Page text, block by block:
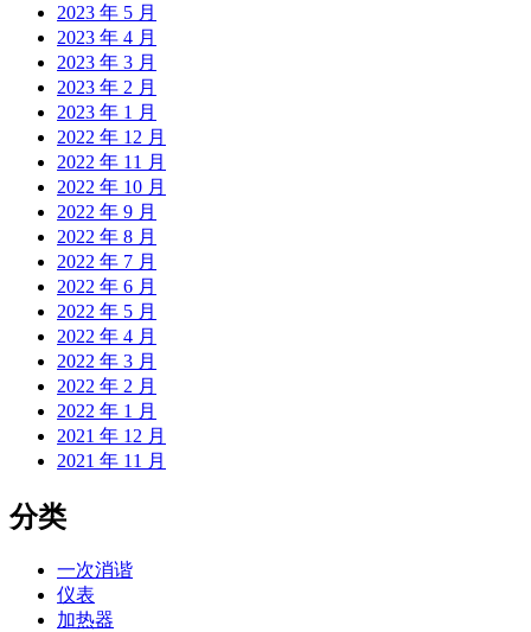
2023 年 5 月
2023 年 4 月
2023 年 3 月
2023 年 2 月
2023 年 1 月
2022 年 12 月
2022 年 11 月
2022 年 10 月
2022 年 9 月
2022 年 8 月
2022 年 7 月
2022 年 6 月
2022 年 5 月
2022 年 4 月
2022 年 3 月
2022 年 2 月
2022 年 1 月
2021 年 12 月
2021 年 11 月
分类
一次消谐
仪表
加热器